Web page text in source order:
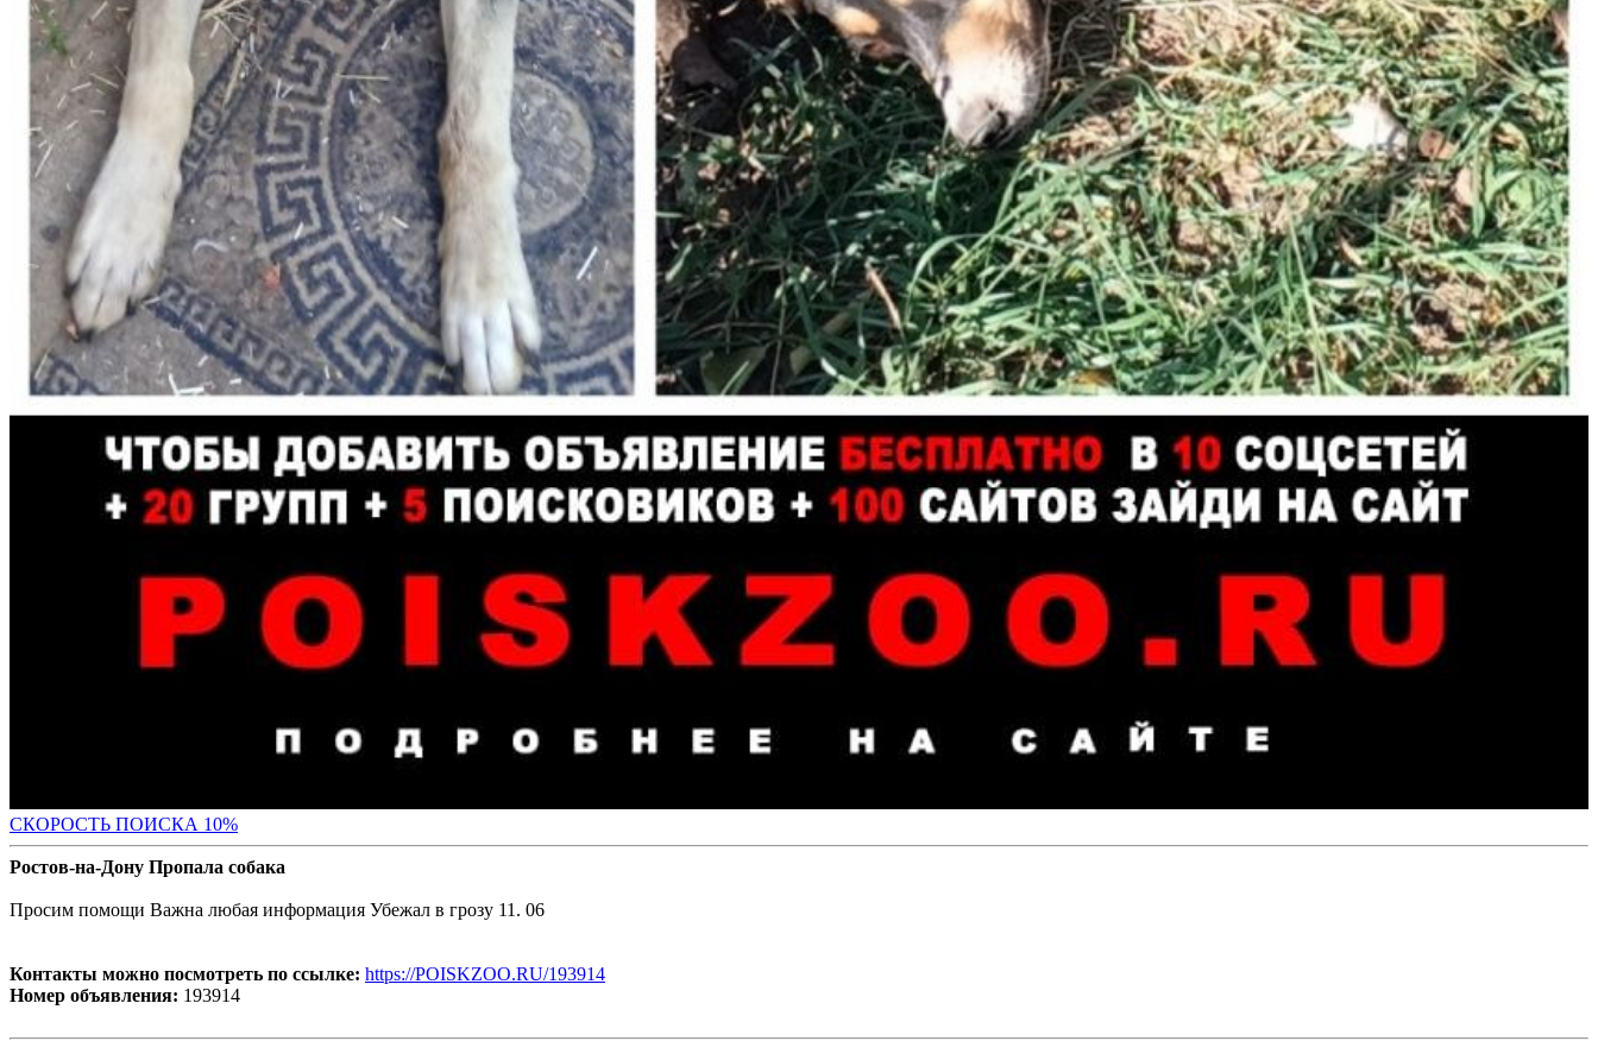
СКОРОСТЬ ПОИСКА 10%
Ростов-на-Дону Пропала собака
Просим помощи Важна любая информация Убежал в грозу 11. 06
Контакты можно посмотреть по ссылке: https://POISKZOO.RU/193914
Номер объявления: 193914